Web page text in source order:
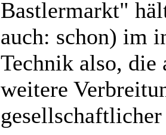
Bastlermarkt"
auch: schon) im
Technik also, die
weitere